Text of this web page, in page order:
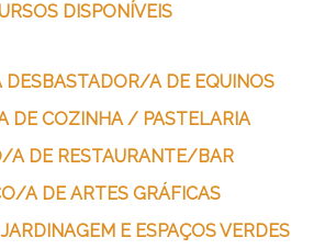
DISPONÍVEIS
A DE EQUINOS
DE COZINHA / PASTELARIA
A DE RESTAURANTE/BAR
A DE ARTES GRÁFICAS
E ESPAÇOS VERDES